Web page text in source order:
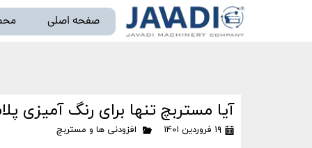
صفحه اصلی
آیا مستربچ تنها برای رنگ آمیزی
۱۹ فروردین ۱۴۰۱ افزودنی ها و مستربچ